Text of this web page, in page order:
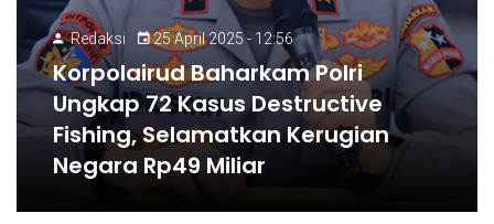
Redaksi 25 April 2025 - 12:56
Korpolairud Baharkam Polri
Ungkap 72 Kasus Destructive
Fishing, Selamatkan Kerugian
Negara Rp49 Miliar